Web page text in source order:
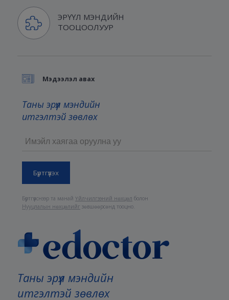
ЭРҮҮЛ МЭНДИЙН
ТООЦООЛУУР
Таны эрүүл мэндийн
итгэлтэй зөвлөх
Мэдээлэл авах
Таны эрүүл мэндийн
итгэлтэй зөвлөх
Бүртгүүлснээр та манайҮйлчилгээний нөхцөл болон
Нууцлалын нөхцөлийг зөвшөөрсөнд тооцно.